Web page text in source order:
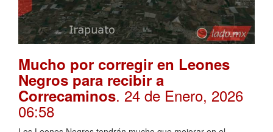
Mucho por corregir en Leones
Negros para recibir a
Correcaminos. 24 de Enero, 2026
06:58